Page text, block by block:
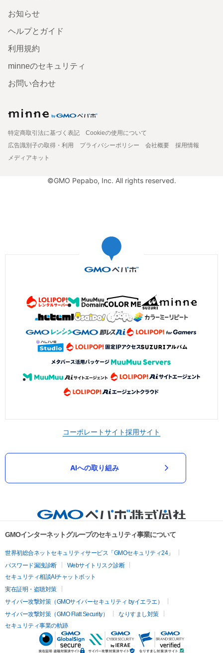
お知らせ
ヘルプとガイド
利用規約
minneのセキュリティ
お問い合わせ
特定商取引法に基づく表記
Cookieの使用について
広告識別子の取得・利用
プライバシーポリシー 会社概要
採用情報
メディアキット
©GMO Pepabo, Inc. All rights reserved.
コーポレートサイト採用サイト
AIへの取り組み
GMOインターネットグループのセキュリティ事業について
世界初総合ネットセキュリティサービス「GMOセキュリティ24」
パスワード漏洩診断
Webサイトリスク診断
セキュリティ相談AIチャットボット
実在証明・盗聴対策
サイバー攻撃対策（GMOサイバーセキュリティ byイエラエ）
サイバー攻撃対策（GMO Flatt Security）
なりすまし対策
セキュリティ事業の軌跡